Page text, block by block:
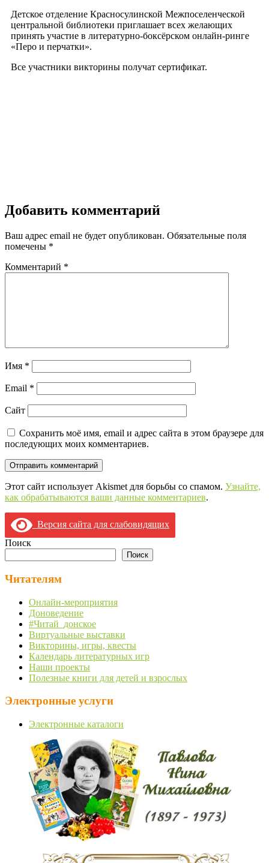
Детское отделение Красносулинской Межпоселенческой
центральной библиотеки приглашает всех желающих
принять участие в литературно-боксёрском онлайн-ринге
«Перо и перчатки».
Все участники викторины получат сертификат.
Добавить комментарий
Ваш адрес email не будет опубликован. Обязательные поля
помечены *
Комментарий *
Имя *
Email *
Сайт
Сохранить моё имя, email и адрес сайта в этом браузере для
последующих моих комментариев.
Этот сайт использует Akismet для борьбы со спамом. Узнайте,
как обрабатываются ваши данные комментариев.
Версия сайта для слабовидящих
Поиск
Поиск
Читателям
Онлайн-мероприятия
Доноведение
#Читай_донское
Виртуальные выставки
Викторины, игры, квесты
Календарь литературных игр
Наши проекты
Полезные книги для детей и взрослых
Электронные услуги
Электронные каталоги